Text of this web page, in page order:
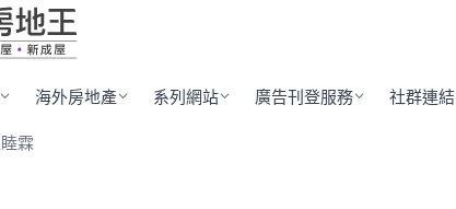
海外房地產 系列網站 廣告刊登服務 社群連結
霖